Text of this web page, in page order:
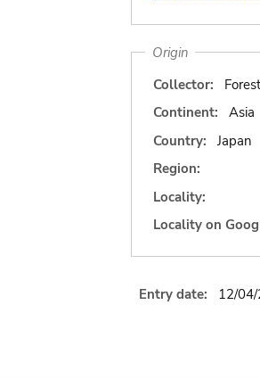
Origin
Collector:
Continent:
Asia
Country:
Japan
Region:
Locality:
Locality on
Entry date: 12/